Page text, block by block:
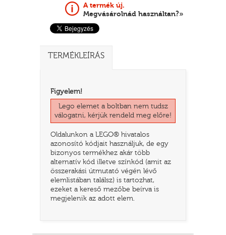
A termék új.
Megvásárolnád használtan?»
TERMÉKLEÍRÁS
Figyelem!
Lego elemet a boltban nem tudsz
válogatni, kérjük rendeld meg előre!
Oldalunkon a LEGO® hivatalos
azonosító kódjait használjuk, de egy
bizonyos termékhez akár több
alternatív kód illetve színkód (amit az
összerakási útmutató végén lévő
elemlistában találsz) is tartozhat,
ezeket a kereső mezőbe beírva is
megjelenik az adott elem.